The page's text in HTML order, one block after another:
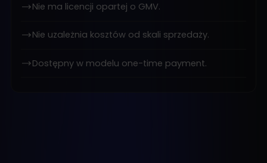
Nie ma licencji opartej o GMV.
Nie uzależnia kosztów od skali sprzedaży.
Dostępny w modelu one-time payment.